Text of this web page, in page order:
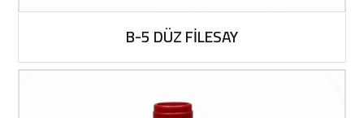
B-5 DÜZ FİLESAY